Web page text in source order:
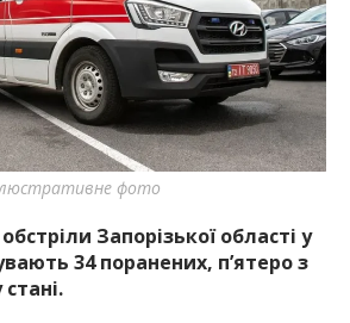
інформацію про події
міста Запоріжжя та області.
фото
Запорізької області у
34 поранених, п’ятеро з